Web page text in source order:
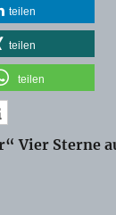
teilen
teilen
teilen
Vier Sterne